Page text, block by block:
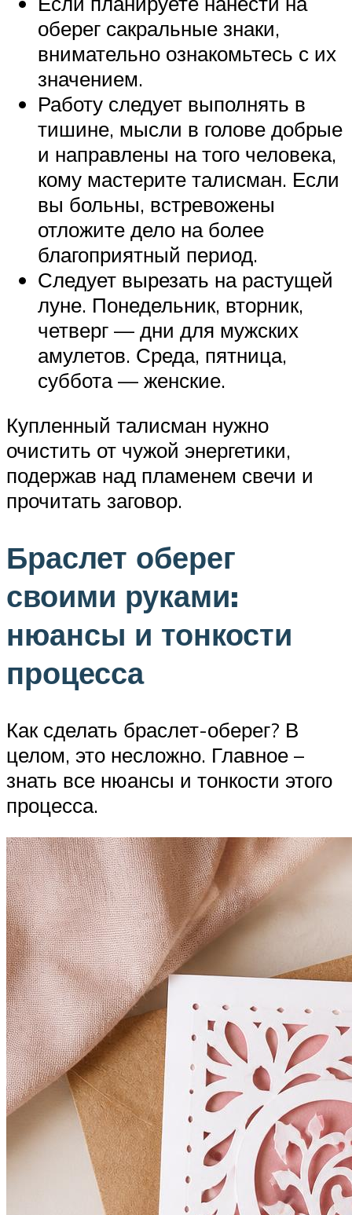
оберег сакральные знаки,
внимательно ознакомьтесь с их
значением.
Работу следует выполнять в
тишине, мысли в голове добрые
и направлены на того человека,
кому мастерите талисман. Если
вы больны, встревожены
отложите дело на более
благоприятный период.
Следует вырезать на растущей
луне. Понедельник, вторник,
четверг — дни для мужских
амулетов. Среда, пятница,
суббота — женские.
Купленный талисман нужно
очистить от чужой энергетики,
подержав над пламенем свечи и
прочитать заговор.
Браслет оберег
своими руками:
нюансы и тонкости
процесса
Как сделать браслет-оберег? В
целом, это несложно. Главное –
знать все нюансы и тонкости этого
процесса.